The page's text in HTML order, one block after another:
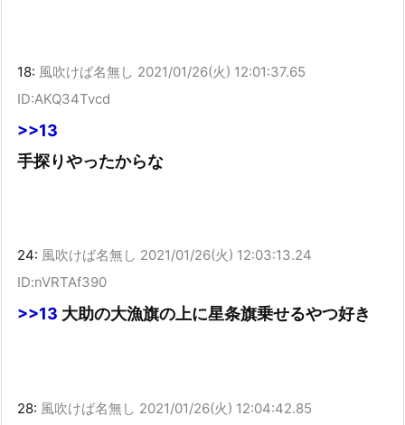
18: 風吹けば名無し 2021/01/26(火) 12:01:37.65
ID:AKQ34Tvcd
>>13
手探りやったからな
24: 風吹けば名無し 2021/01/26(火) 12:03:13.24
ID:nVRTAf390
>>13 大助の大漁旗の上に星条旗乗せるやつ好き
28: 風吹けば名無し 2021/01/26(火) 12:04:42.85